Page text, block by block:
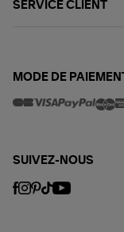
SERVICE CLIENT
MODE DE PAIEMENT
SUIVEZ-NOUS